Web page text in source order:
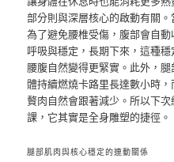
部分則與深層核心的啟動有關
為了避免腰椎受傷，腹部會自
呼吸與穩定，長期下來，這種
腰腹自然變得更緊實。此外，
體持續燃燒卡路里長達數小時
贅肉自然會跟著減少。所以下
課，它其實是全身雕塑的捷徑。
腿部肌肉與核心穩定的連動關係